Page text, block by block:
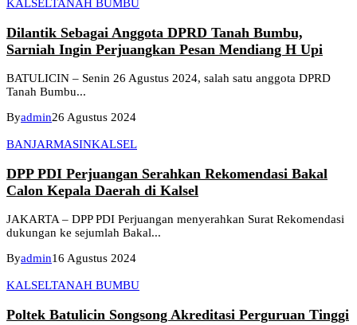
KALSELTANAH BUMBU
Dilantik Sebagai Anggota DPRD Tanah Bumbu,
Sarniah Ingin Perjuangkan Pesan Mendiang H Upi
BATULICIN – Senin 26 Agustus 2024, salah satu anggota DPRD
Tanah Bumbu...
Byadmin26 Agustus 2024
BANJARMASINKALSEL
DPP PDI Perjuangan Serahkan Rekomendasi Bakal
Calon Kepala Daerah di Kalsel
JAKARTA – DPP PDI Perjuangan menyerahkan Surat Rekomendasi
dukungan ke sejumlah Bakal...
Byadmin16 Agustus 2024
KALSELTANAH BUMBU
Poltek Batulicin Songsong Akreditasi Perguruan Tinggi